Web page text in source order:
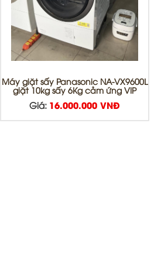
Máy giặt sấy Panasonic NA-VX9600L
giặt 10kg sấy 6Kg cảm ứng VIP
Giá: 16.000.000 VNĐ